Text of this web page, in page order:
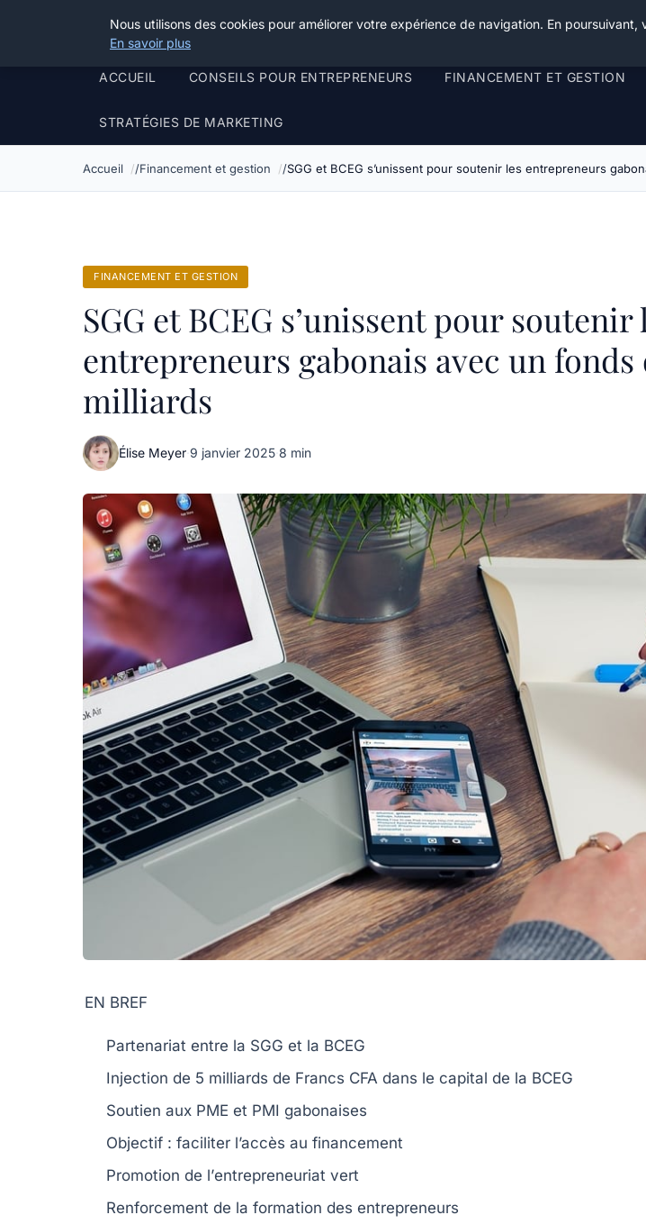
Henry Panky
ACCUEIL CONSEILS POUR ENTREPRENEURS FINANCEMENT ET GESTION
STRATÉGIES DE MARKETING
Accueil Financement et gestion SGG et BCEG s’unissent pour soutenir les entrepreneurs
FINANCEMENT ET GESTION
SGG et BCEG s’unissent pour soutenir
entrepreneurs gabonais avec un fonds
milliards
Élise Meyer·9 janvier 2025·8 min
EN BREF
Partenariat entre la SGG et la BCEG
Injection de 5 milliards de Francs CFA dans le capital de la BCEG
Soutien aux PME et PMI gabonaises
Objectif : faciliter l’accès au financement
Promotion de l’entrepreneuriat vert
Renforcement de la formation des entrepreneurs
Nous utilisons des cookies pour améliorer votre expérience de navigation. En
En savoir plus